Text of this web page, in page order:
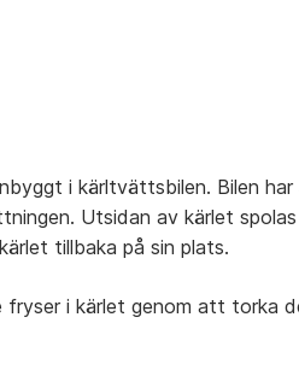
i kärltvättsbilen. Bilen har
Utsidan av kärlet
tillbaka på sin plats.
i kärlet genom att torka